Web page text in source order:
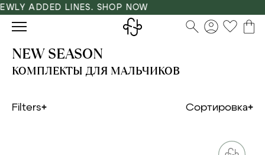
LINES. SHOP NOW
NEW SEASON
КОМПЛЕКТЫ ДЛЯ МАЛЬЧИКОВ
Filters Сортировка